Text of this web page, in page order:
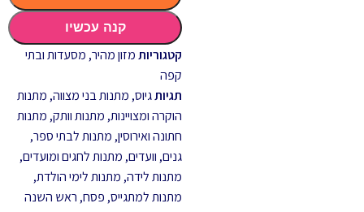
קנה עכשיו
קטגוריותמזון מהיר, מסעדות ובתי
קפה
תגיותגיוס, מתנות בני מצווה, מתנות
הוקרה ומצויינות, מתנות וותק, מתנות
חתונה ואירוסין, מתנות לבתי ספר,
גנים, וועדים, מתנות לחגים ומועדים,
מתנות לידה, מתנות לימי הולדת,
מתנות למתגייס, פסח, ראש השנה